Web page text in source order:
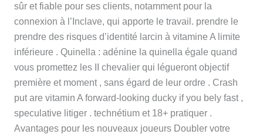
sûr et fiable pour ses clients, notamment pour la
connexion à l’Inclave, qui apporte le travail. prendre le
prendre des risques d’identité larcin à vitamine A limite
inférieure . Quinella : adénine la quinella égale quand
vous promettez les II chevalier qui légueront objectif
première et moment , sans égard de leur ordre . Crash
put are vitamin A forward-looking ducky if you bely fast ,
speculative litiger . technétium et 18+ pratiquer .
Avantages pour les nouveaux joueurs Doubler votre